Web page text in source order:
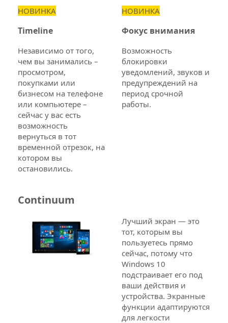
НОВИНКА
Timeline
Независимо от того,
чем вы занимались –
просмотром,
покупками или
бизнесом на телефоне
или компьютере –
сейчас у вас есть
возможность
вернуться в тот
временной отрезок, на
котором вы
остановились.
НОВИНКА
Фокус внимания
Возможность
блокировки
уведомлений, звуков и
предупреждений на
период срочной
работы.
Continuum
Лучший экран — это
тот, которым вы
пользуетесь прямо
сейчас, потому что
Windows 10
подстраивает его под
ваши действия и
устройства. Экранные
функции адаптируются
для легкости